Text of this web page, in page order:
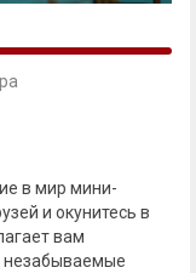
в мир мини-
и окунитесь в
вам
незабываемые